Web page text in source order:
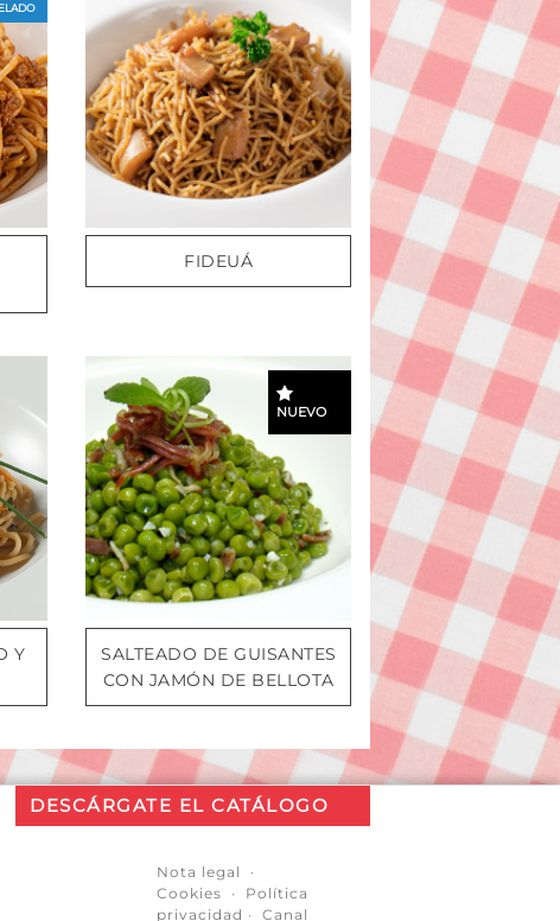
FIDEUÁ
Y
SALTEADO DE GUISANTES
CON JAMÓN DE BELLOTA
NUEVO
DESCÁRGATE EL CATÁLOGO
Nota legal
·
Cookies · Política
privacidad · Canal